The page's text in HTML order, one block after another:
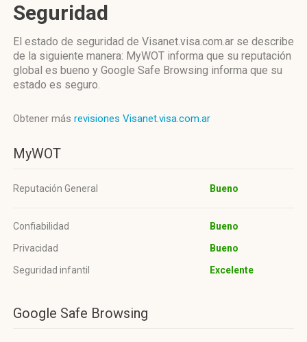
Seguridad
El estado de seguridad de Visanet.visa.com.ar se describe
de la siguiente manera: MyWOT informa que su reputación
global es bueno y Google Safe Browsing informa que su
estado es seguro.
Obtener más revisiones Visanet.visa.com.ar
MyWOT
Reputación General Bueno
Confiabilidad
Bueno
Privacidad
Bueno
Seguridad infantil
Excelente
Google Safe Browsing